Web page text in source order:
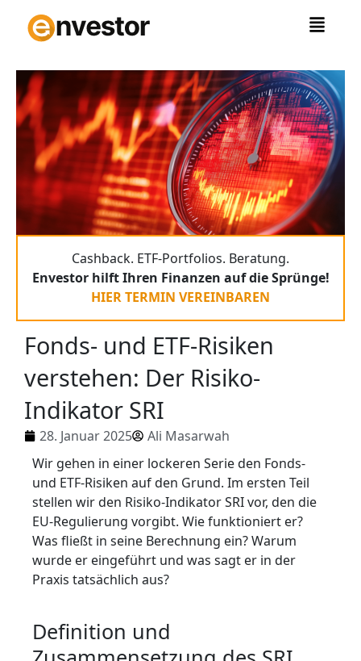
Inhalt
springen
Cashback. ETF-Portfolios. Beratung.
Envestor hilft Ihren Finanzen auf die Sprünge!
HIER TERMIN VEREINBAREN
Fonds- und ETF-Risiken
verstehen: Der Risiko-
Indikator SRI
28. Januar 2025
Ali Masarwah
Wir gehen in einer lockeren Serie den Fonds-
und ETF-Risiken auf den Grund. Im ersten Teil
stellen wirden Risiko-Indikator SRI vor, den die
EU-Regulierung vorgibt. Wie funktioniert er?
Was fließt in seine Berechnung ein?Warum
wurde er eingeführt und was sagt er in der
Praxis tatsächlich aus?
Definition und